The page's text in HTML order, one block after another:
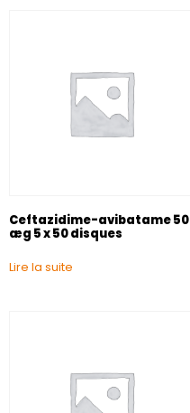
Ceftazidime-avibatame 50
æg 5 x 50 disques
Lire la suite